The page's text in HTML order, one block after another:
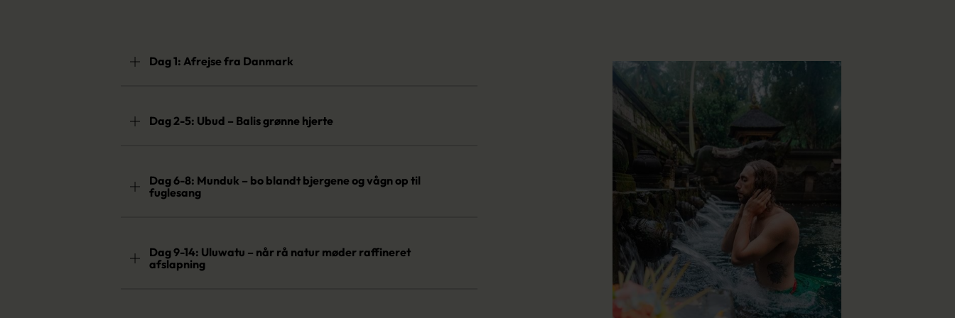
Dag 1: Afrejse fra Danmark
Dag 2-5: Ubud – Balis grønne hjerte
Dag 6-8: Munduk – bo blandt bjergene og vågn op til
fuglesang
Dag 9-14: Uluwatu – når rå natur møder raffineret
afslapning